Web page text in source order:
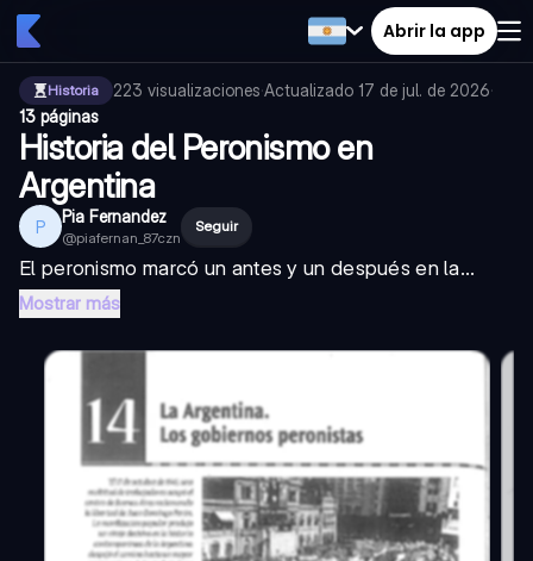
Abrir la app
Historia 223 visualizaciones·Actualizado 17 de jul. de 2026·
13 páginas
Historia del Peronismo en
Argentina
P Pia Fernandez
@piafernan_87czn
Seguir
El peronismo marcó un antes y un después en la...
Mostrar más